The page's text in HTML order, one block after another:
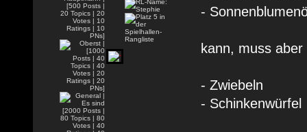
-
kann, muss aber
- Zwiebeln
- Schinkenwürfel